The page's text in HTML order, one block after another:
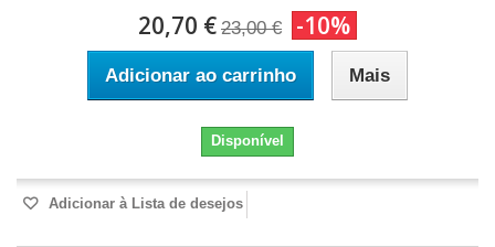
20,70 € 23,00 € -10%
Adicionar ao carrinho Mais
Disponível
Adicionar à Lista de desejos